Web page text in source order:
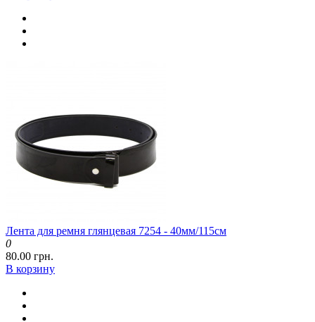
Лента для ремня глянцевая 7254 - 40мм/115см
0
80.00 грн.
В корзину